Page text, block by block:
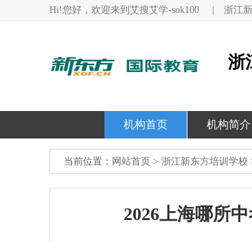
Hi!您好，欢迎来到艾搜艾学-sok100 浙江
浙
机构首页 机构简介
当前位置： 网站首页 > 浙江新东方培训学校
2026上海哪所